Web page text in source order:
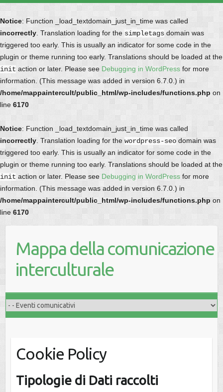
Notice: Function _load_textdomain_just_in_time was called
incorrectly . Translation loading for the simpletags domain was
triggered too early. This is usually an indicator for some code in the
plugin or theme running too early. Translations should be loaded at the
init action or later. Please see Debugging in WordPress for more
information. (This message was added in version 6.7.0.) in
/home/mappaintercult/public_html/wp-includes/functions.php on
line 6170
Notice: Function _load_textdomain_just_in_time was called
incorrectly . Translation loading for the wordpress-seo domain was
triggered too early. This is usually an indicator for some code in the
plugin or theme running too early. Translations should be loaded at the
init action or later. Please see Debugging in WordPress for more
information. (This message was added in version 6.7.0.) in
/home/mappaintercult/public_html/wp-includes/functions.php on
line 6170
Mappa della comunicazione
interculturale
Cookie Policy
Tipologie di Dati raccolti